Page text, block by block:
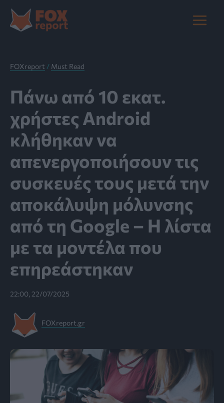
στο
περιεχόμενο
Main
FOXreport / Must Read
Πάνω από 10 εκατ.
χρήστες Android
κλήθηκαν να
απενεργοποιήσουν τις
συσκευές τους μετά την
αποκάλυψη μόλυνσης
από τη Google – Η λίστα
με τα μοντέλα που
επηρεάστηκαν
22:00, 22/07/2025
FOXreport.gr